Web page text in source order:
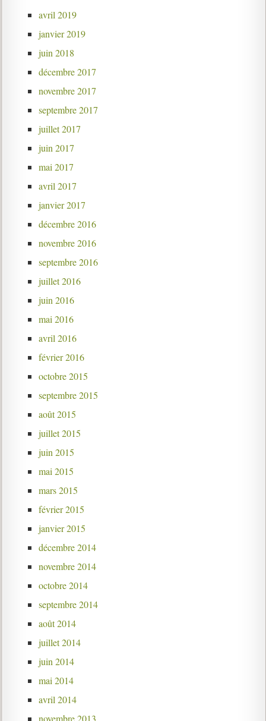
avril 2019
janvier 2019
juin 2018
décembre 2017
novembre 2017
septembre 2017
juillet 2017
juin 2017
mai 2017
avril 2017
janvier 2017
décembre 2016
novembre 2016
septembre 2016
juillet 2016
juin 2016
mai 2016
avril 2016
février 2016
octobre 2015
septembre 2015
août 2015
juillet 2015
juin 2015
mai 2015
mars 2015
février 2015
janvier 2015
décembre 2014
novembre 2014
octobre 2014
septembre 2014
août 2014
juillet 2014
juin 2014
mai 2014
avril 2014
novembre 2013